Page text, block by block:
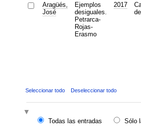
Aragüés,
José
Ejemplos
desiguales.
Petrarca-
Rojas-
Erasmo
2017
Seleccionar todo Deseleccionar todo
Todas las entradas
Sólo